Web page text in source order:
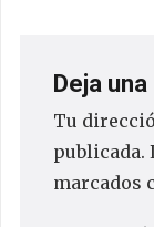
Deja
Tu
publicada.
marcados